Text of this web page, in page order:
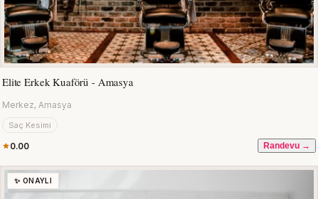
Elite Erkek Kuaförü - Amasya
Merkez, Amasya
Saç Kesimi
0.00 Randevu →
✨ ONAYLI